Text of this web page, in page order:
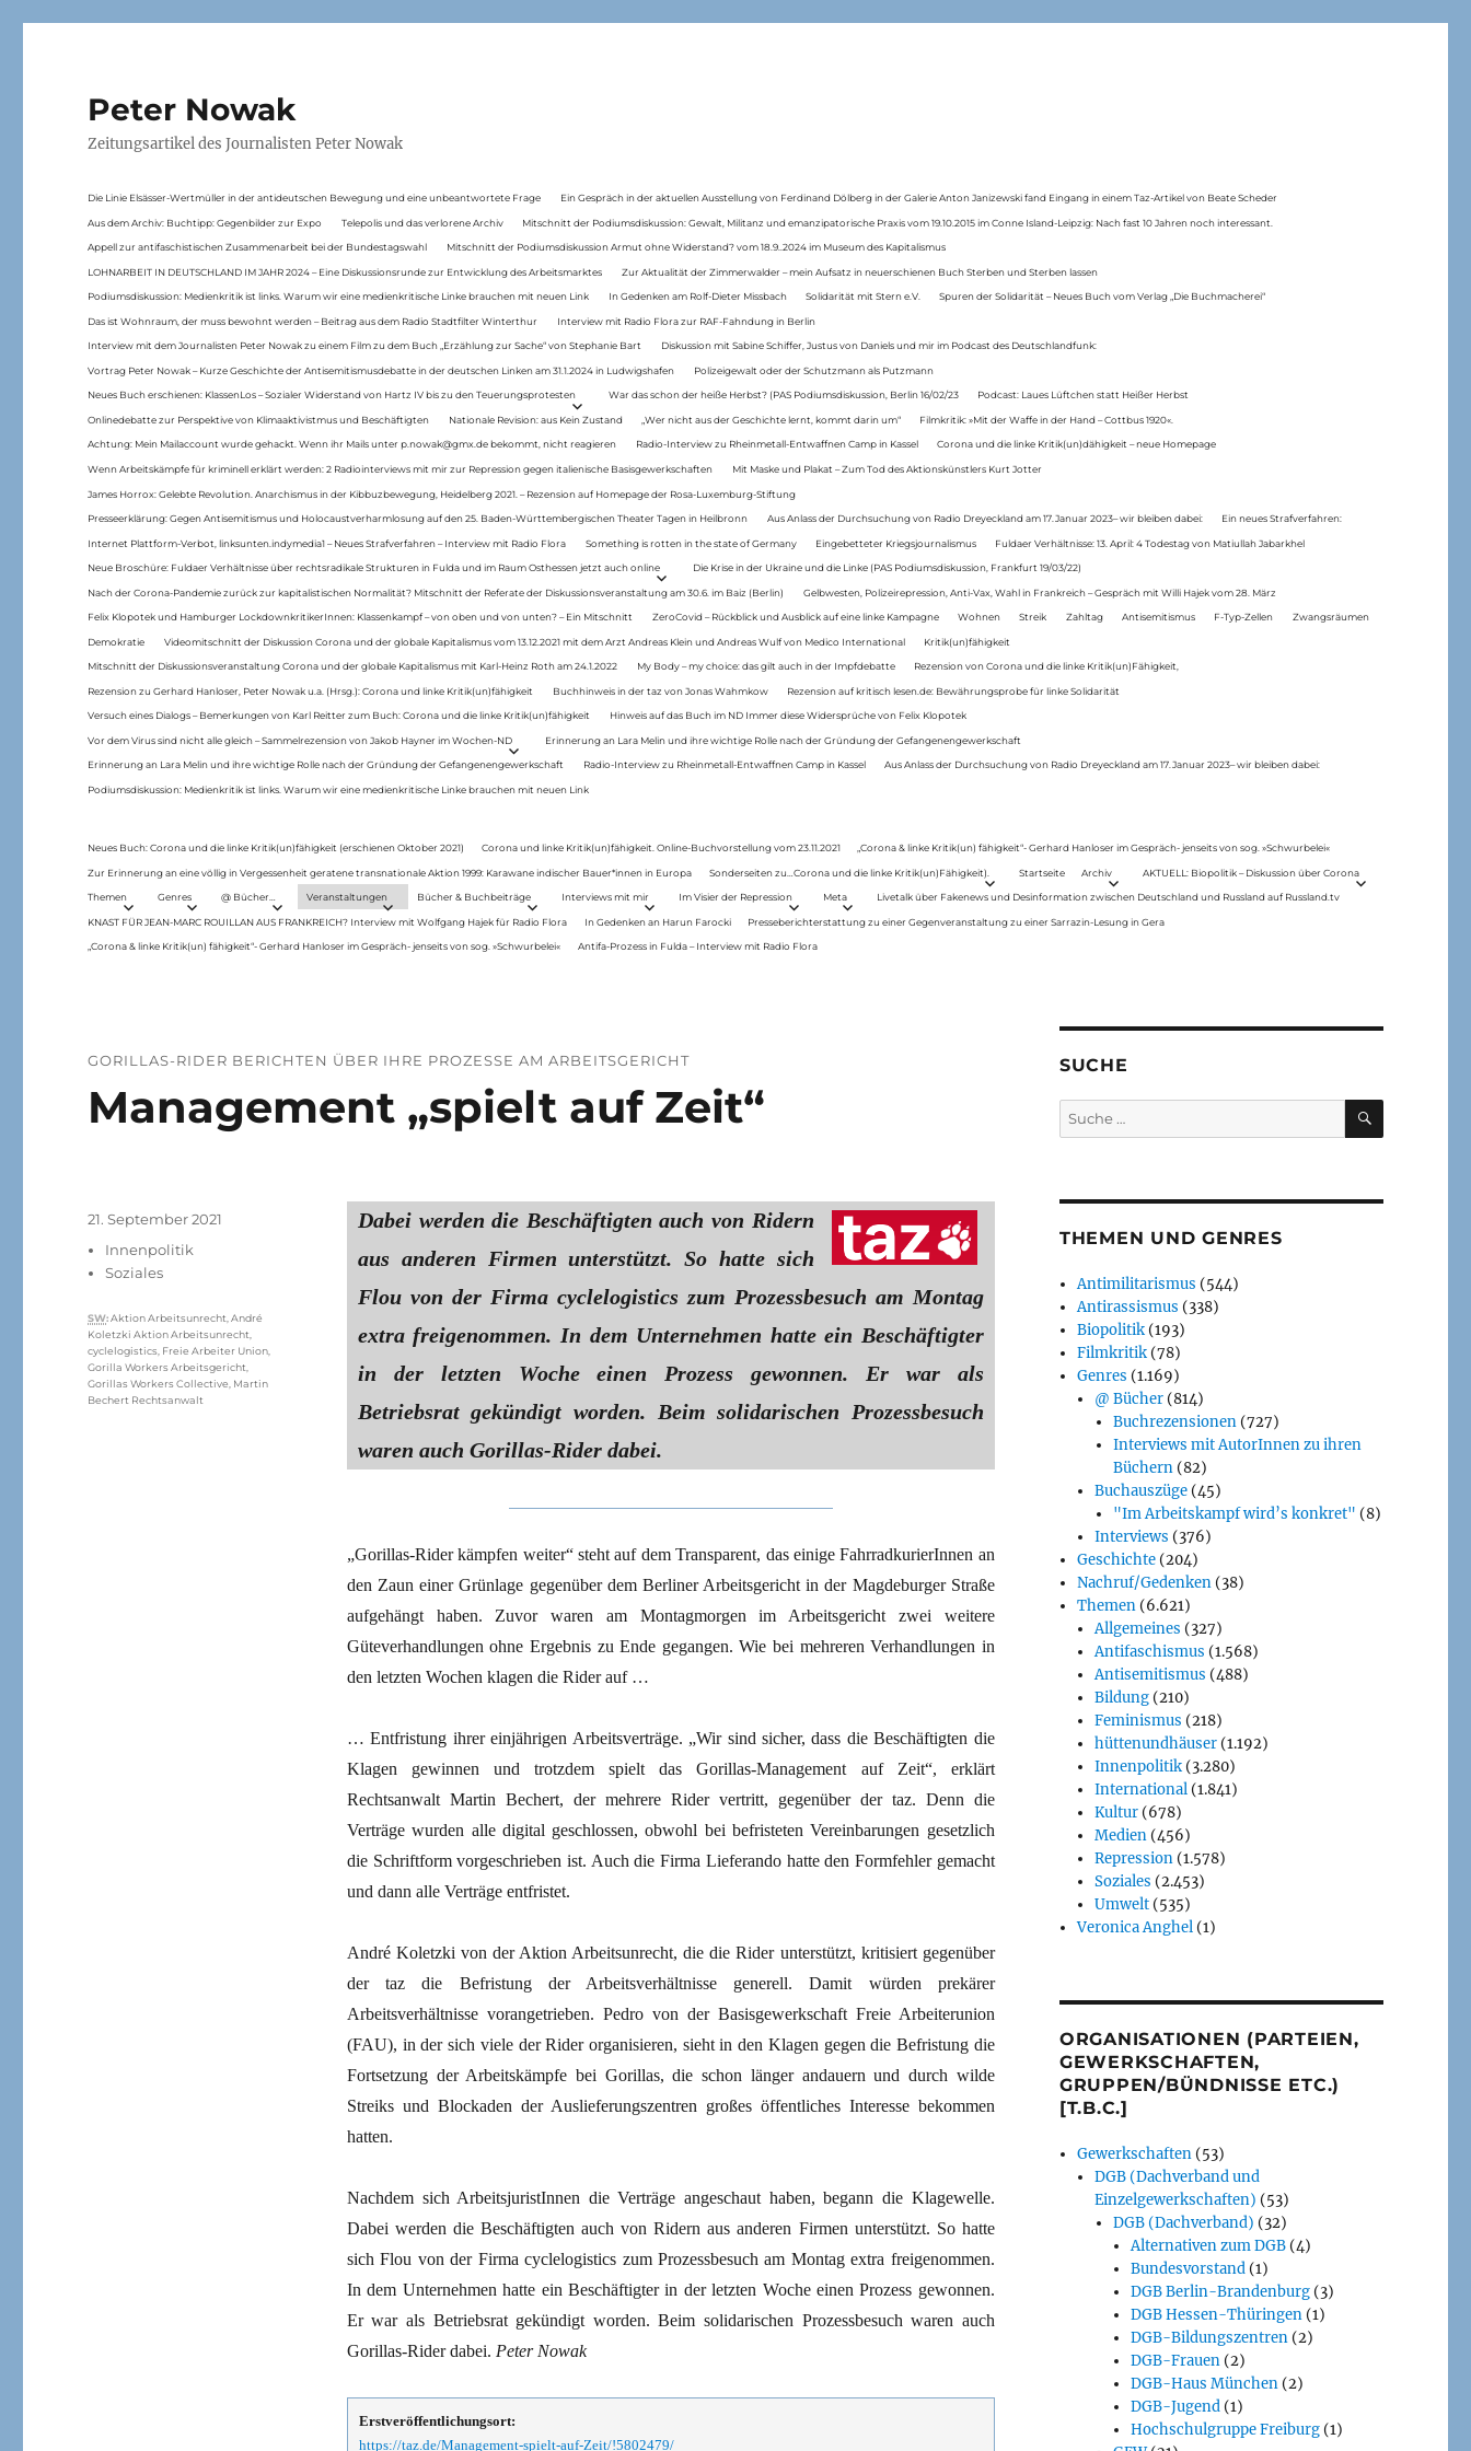
Peter Nowak
Zeitungsartikel des Journalisten Peter Nowak
Die Linie Elsässer-Wertmüller in der antideutschen Bewegung und eine unbeantwortete Frage Ein Gespräch in der aktuellen Ausstellung von Ferdinand Dölberg in der Galerie Anton Janizewski fand Eingang in einem Taz-Artikel von Beate Scheder
Aus dem Archiv: Buchtipp: Gegenbilder zur Expo Telepolis und das verlorene Archiv Mitschnitt der Podiumsdiskussion: Gewalt, Militanz und emanzipatorische Praxis vom 19.10.2015 im Conne Island-Leipzig: Nach fast 10 Jahren noch interessant.
Appell zur antifaschistischen Zusammenarbeit bei der Bundestagswahl Mitschnitt der Podiumsdiskussion Armut ohne Widerstand? vom 18.9..2024 im Museum des Kapitalismus
LOHNARBEIT IN DEUTSCHLAND IM JAHR 2024 – Eine Diskussionsrunde zur Entwicklung des Arbeitsmarktes Zur Aktualität der Zimmerwalder – mein Aufsatz in neuerschienen Buch Sterben und Sterben lassen
Podiumsdiskussion: Medienkritik ist links. Warum wir eine medienkritische Linke brauchen mit neuen Link In Gedenken am Rolf-Dieter Missbach Solidarität mit Stern e.V. Spuren der Solidarität – Neues Buch vom Verlag „Die Buchmacherei“
Das ist Wohnraum, der muss bewohnt werden – Beitrag aus dem Radio Stadtfilter Winterthur Interview mit Radio Flora zur RAF-Fahndung in Berlin
Interview mit dem Journalisten Peter Nowak zu einem Film zu dem Buch „Erzählung zur Sache“ von Stephanie Bart Diskussion mit Sabine Schiffer, Justus von Daniels und mir im Podcast des Deutschlandfunk:
Vortrag Peter Nowak – Kurze Geschichte der Antisemitismusdebatte in der deutschen Linken am 31.1.2024 in Ludwigshafen Polizeigewalt oder der Schutzmann als Putzmann
Neues Buch erschienen: KlassenLos – Sozialer Widerstand von Hartz IV bis zu den Teuerungsprotesten War das schon der heiße Herbst? (PAS Podiumsdiskussion, Berlin 16/02/23 Podcast: Laues Lüftchen statt Heißer Herbst
Onlinedebatte zur Perspektive von Klimaaktivistmus und Beschäftigten Nationale Revision: aus Kein Zustand „Wer nicht aus der Geschichte lernt, kommt darin um“ Filmkritik: »Mit der Waffe in der Hand – Cottbus 1920«.
Achtung: Mein Mailaccount wurde gehackt. Wenn ihr Mails unter p.nowak@gmx.de bekommt, nicht reagieren Radio-Interview zu Rheinmetall-Entwaffnen Camp in Kassel Corona und die linke Kritik(un)dähigkeit – neue Homepage
Wenn Arbeitskämpfe für kriminell erklärt werden: 2 Radiointerviews mit mir zur Repression gegen italienische Basisgewerkschaften Mit Maske und Plakat – Zum Tod des Aktionskünstlers Kurt Jotter
James Horrox: Gelebte Revolution. Anarchismus in der Kibbuzbewegung, Heidelberg 2021. – Rezension auf Homepage der Rosa-Luxemburg-Stiftung
Presseerklärung: Gegen Antisemitismus und Holocaustverharmlosung auf den 25. Baden-Württembergischen Theater Tagen in Heilbronn Aus Anlass der Durchsuchung von Radio Dreyeckland am 17.Januar 2023– wir bleiben dabei: Ein neues Strafverfahren:
Internet Plattform-Verbot, linksunten.indymedia1 – Neues Strafverfahren – Interview mit Radio Flora Something is rotten in the state of Germany Eingebetteter Kriegsjournalismus Fuldaer Verhältnisse: 13. April: 4 Todestag von Matiul­lah Jabarkhel
Neue Broschüre: Fuldaer Verhältnisse über rechtsradikale Strukturen in Fulda und im Raum Osthessen jetzt auch online Die Krise in der Ukraine und die Linke (PAS Podiumsdiskussion, Frankfurt 19/03/22)
Nach der Corona-Pandemie zurück zur kapitalistischen Normalität? Mitschnitt der Referate der Diskussionsveranstaltung am 30.6. im Baiz (Berlin) Gelbwesten, Polizeirepression, Anti-Vax, Wahl in Frankreich – Gespräch mit Willi Hajek vom 28. März
Felix Klopotek und Hamburger LockdownkritikerInnen: Klassenkampf – von oben und von unten? – Ein Mitschnitt ZeroCovid – Rückblick und Ausblick auf eine linke Kampagne Wohnen Streik Zahltag Antisemitismus F-Typ-Zellen Zwangsräumen
Demokratie Videomitschnitt der Diskussion Corona und der globale Kapitalismus vom 13.12.2021 mit dem Arzt Andreas Klein und Andreas Wulf von Medico International Kritik(un)fähigkeit
Mitschnitt der Diskussionsveranstaltung Corona und der globale Kapitalismus mit Karl-Heinz Roth am 24.1.2022 My Body – my choice: das gilt auch in der Impfdebatte Rezension von Corona und die linke Kritik(un)Fähigkeit,
Rezension zu Gerhard Hanloser, Peter Nowak u.a. (Hrsg.): Corona und linke Kritik(un)fähigkeit Buchhinweis in der taz von Jonas Wahmkow Rezension auf kritisch lesen.de: Bewährungsprobe für linke Solidarität
Versuch eines Dialogs – Bemerkungen von Karl Reitter zum Buch: Corona und die linke Kritik(un)fähigkeit Hinweis auf das Buch im ND Immer diese Widersprüche von Felix Klopotek
Vor dem Virus sind nicht alle gleich – Sammelrezension von Jakob Hayner im Wochen-ND Erinnerung an Lara Melin und ihre wichtige Rolle nach der Gründung der Gefangenengewerkschaft
Erinnerung an Lara Melin und ihre wichtige Rolle nach der Gründung der Gefangenengewerkschaft Radio-Interview zu Rheinmetall-Entwaffnen Camp in Kassel Aus Anlass der Durchsuchung von Radio Dreyeckland am 17.Januar 2023– wir bleiben dabei:
Podiumsdiskussion: Medienkritik ist links. Warum wir eine medienkritische Linke brauchen mit neuen Link
Neues Buch: Corona und die linke Kritik(un)fähigkeit (erschienen Oktober 2021) Corona und linke Kritik(un)fähigkeit. Online-Buchvorstellung vom 23.11.2021 „Corona & linke Kritik(un) fähigkeit“- Gerhard Hanloser im Gespräch- jenseits von sog. »Schwurbelei«
Zur Erinnerung an eine völlig in Vergessenheit geratene transnationale Aktion 1999: Karawane indischer Bauer*innen in Europa Sonderseiten zu…Corona und die linke Kritik(un)Fähigkeit). Startseite Archiv AKTUELL: Biopolitik – Diskussion über Corona
Themen Genres @ Bücher… Veranstaltungen Bücher & Buchbeiträge Interviews mit mir Im Visier der Repression Meta Livetalk über Fakenews und Desinformation zwischen Deutschland und Russland auf Russland.tv
KNAST FÜR JEAN-MARC ROUILLAN AUS FRANKREICH? Interview mit Wolfgang Hajek für Radio Flora In Gedenken an Harun Farocki Presseberichterstattung zu einer Gegenveranstaltung zu einer Sarrazin-Lesung in Gera
„Corona & linke Kritik(un) fähigkeit“- Gerhard Hanloser im Gespräch- jenseits von sog. »Schwurbelei« Antifa-Prozess in Fulda – Interview mit Radio Flora
GORILLAS-RIDER BERICHTEN ÜBER IHRE PROZESSE AM ARBEITSGERICHT
Management „spielt auf Zeit“
Dabei werden die Beschäftigten auch von Ridern
aus anderen Firmen unterstützt. So hatte sich
Flou von der Firma cyclelogistics zum Prozessbesuch am Montag
extra freigenommen. In dem Unternehmen hatte ein Beschäftigter
in der letzten Woche einen Prozess gewonnen. Er war als
Betriebsrat gekündigt worden. Beim solidarischen Prozessbesuch
waren auch Gorillas-Rider dabei.
„Gorillas-Rider kämpfen weiter“ steht auf dem Transparent, das einige FahrradkurierInnen an
den Zaun einer Grünlage gegenüber dem Berliner Arbeitsgericht in der Magdeburger Straße
aufgehängt haben. Zuvor waren am Montagmorgen im Arbeitsgericht zwei weitere
Güteverhandlungen ohne Ergebnis zu Ende gegangen. Wie bei mehreren Verhandlungen in
den letzten Wochen klagen die Rider auf …
… Entfristung ihrer einjährigen Arbeitsverträge. „Wir sind sicher, dass die Beschäftigten die
Klagen gewinnen und trotzdem spielt das Gorillas-Management auf Zeit“, erklärt
Rechtsanwalt Martin Bechert, der mehrere Rider vertritt, gegenüber der taz. Denn die
Verträge wurden alle digital geschlossen, obwohl bei befristeten Vereinbarungen gesetzlich
die Schriftform vorgeschrieben ist. Auch die Firma Lieferando hatte den Formfehler gemacht
und dann alle Verträge entfristet.
André Koletzki von der Aktion Arbeitsunrecht, die die Rider unterstützt, kritisiert gegenüber
der taz die Befristung der Arbeitsverhältnisse generell. Damit würden prekärer
Arbeitsverhältnisse vorangetrieben. Pedro von der Basisgewerkschaft Freie Arbeiterunion
(FAU), in der sich viele der Rider organisieren, sieht in den Klagen gegen die Befristung die
Fortsetzung der Arbeitskämpfe bei Gorillas, die schon länger andauern und durch wilde
Streiks und Blockaden der Auslieferungszentren großes öffentliches Interesse bekommen
hatten.
Nachdem sich ArbeitsjuristInnen die Verträge angeschaut haben, begann die Klagewelle.
Dabei werden die Beschäftigten auch von Ridern aus anderen Firmen unterstützt. So hatte
sich Flou von der Firma cyclelogistics zum Prozessbesuch am Montag extra freigenommen.
In dem Unternehmen hatte ein Beschäftigter in der letzten Woche einen Prozess gewonnen.
Er war als Betriebsrat gekündigt worden. Beim solidarischen Prozessbesuch waren auch
Gorillas-Rider dabei. Peter Nowak
Erstveröffentlichungsort:
https://taz.de/Management-spielt-auf-Zeit/!5802479/
Veröffentlicht
21. September 2021
Kategorien
Innenpolitik
Soziales
Schlagwörter
SW:Aktion Arbeitsunrecht ,André
Koletzki Aktion Arbeitsunrecht
cyclelogistics Freie Arbeiter Union
Gorilla Workers Arbeitsgericht
Gorillas Workers Collective Martin
Bechert Rechtsanwalt
SUCHE
Suche
nach:
SUCHEN
THEMEN UND GENRES
Antimilitarismus (544)
Antirassismus (338)
Biopolitik (193)
Filmkritik (78)
Genres (1.169)
@ Bücher (814)
Buchrezensionen(727)
Interviews mit AutorInnen zu ihren
Büchern(82)
Buchauszüge (45)
"Im Arbeitskampf wird’s konkret" (8)
Interviews (376)
Geschichte (204)
Nachruf/Gedenken (38)
Themen (6.621)
Allgemeines (327)
Antifaschismus (1.568)
Antisemitismus (488)
Bildung (210)
Feminismus (218)
hüttenundhäuser (1.192)
Innenpolitik (3.280)
International (1.841)
Kultur (678)
Medien (456)
Repression (1.578)
Soziales (2.453)
Umwelt (535)
Veronica Anghel (1)
ORGANISATIONEN (PARTEIEN,
GEWERKSCHAFTEN,
GRUPPEN/BÜNDNISSE ETC.)
[T.B.C.]
Gewerkschaften (53)
DGB (Dachverband und
Einzelgewerkschaften) (53)
DGB (Dachverband) (32)
Alternativen zum DGB(4)
Bundesvorstand(1)
DGB Berlin-Brandenburg(3)
DGB Hessen-Thüringen(1)
DGB-Bildungszentren(2)
DGB-Frauen(2)
DGB-Haus München(2)
DGB-Jugend(1)
Hochschulgruppe Freiburg(1)